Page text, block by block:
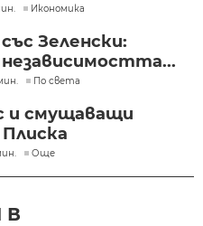
Икономика
Зеленски:
По света
и смущаващи
Още
В